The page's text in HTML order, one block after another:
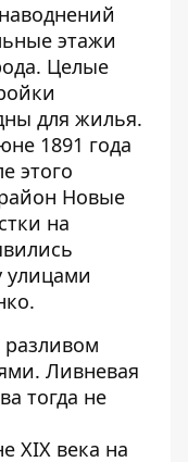
этажи
Целые
для жилья.
1891 года
этого
Новые
на
Ливневая
тогда не
XIX века на